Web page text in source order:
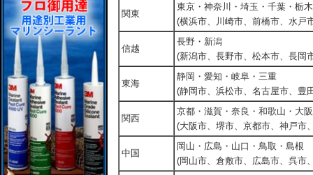
関東
東京・神奈川・埼玉・千葉・栃
(横浜市、川崎市、前橋市、水戸
信越
長野・新潟
(新潟市、長野市、松本市、長岡
東海
静岡・愛知・岐阜・三重
(静岡市、浜松市、名古屋市、豊
関西
京都・滋賀・奈良・和歌山・大
(大阪市、堺市、京都市、神戸市
中国
岡山・広島・山口・鳥取・島根
(岡山市、倉敷市、広島市、呉市